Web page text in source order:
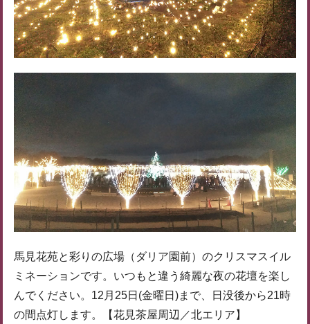
馬見花苑と彩りの広場（ダリア園前）のクリスマスイル
ミネーションです。いつもと違う綺麗な夜の花壇を楽し
んでください。12月25日(金曜日)まで、日没後から21時
の間点灯します。【花見茶屋周辺／北エリア】